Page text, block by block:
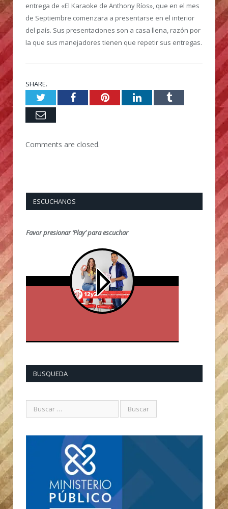
entrega de «El Karaoke de Anthony Ríos», que en el mes
de Septiembre comenzara a presentarse en el interior
del país. Sus presentaciones son a casa llena, razón por
la que sus manejadores tienen que repetir sus entregas.
SHARE.
TwitterFacebookPinterestLinkedInTumblr
Email
Comments are closed.
ESCUCHANOS
Favor presionar ‘Play’ para escuchar
BUSQUEDA